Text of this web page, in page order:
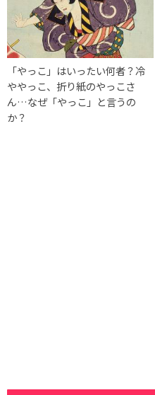
「やっこ」はいったい何者？冷
ややっこ、折り紙のやっこさ
ん…なぜ「やっこ」と言うの
か？